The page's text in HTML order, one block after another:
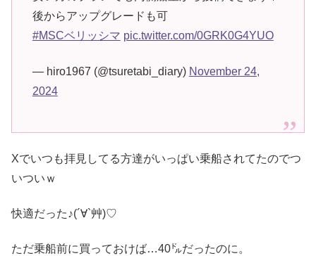
後からアップグレードも可
#MSCベリッシマ pic.twitter.com/0GRK0G4YUO
— hiro1967 (@tsuretabi_diary) November 24,
2024
Xでいつも拝見してる方達がいっぱい乗船されてたのでつ
いついｗ
快適だった♪(´∀`艸)♡
ただ乗船前に買っておけば…40㌦だったのに。